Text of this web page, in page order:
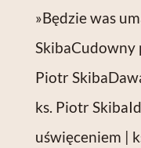
»Będzie was
SkibaCudowny
Piotr
ks. Piotr
uświęceniem |